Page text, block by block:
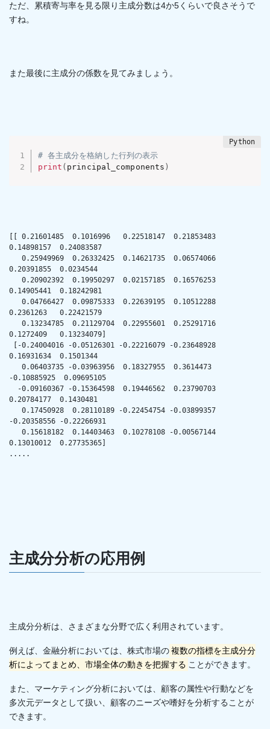
ただ、累積寄与率を見る限り主成分数は4か5くらいで良さそうで
すね。
また最後に主成分の係数を見てみましょう。
# 各主成分を格納した行列の表示
print ( principal_components )
[[ 0.21601485  0.1016996   0.22518147  0.21853483
0.14898157  0.24083587
0.20391855  0.0234544
0.14905441  0.18242981
0.2361263   0.22421579
0.1272409   0.13234079]
0.16931634  0.1501344
-0.10885925  0.09695105
0.20784177  0.1430481
-0.20358556 -0.22266931
0.13010012  0.27735365]
.....
主成分分析の応用例
主成分分析は、さまざまな分野で広く利用されています。
例えば、金融分析においては、株式市場の複数の指標を主成分分
析によってまとめ、市場全体の動きを把握する ことができます。
また、マーケティング分析においては、顧客の属性や行動などを
多次元データとして扱い、顧客のニーズや嗜好を分析することが
できます。